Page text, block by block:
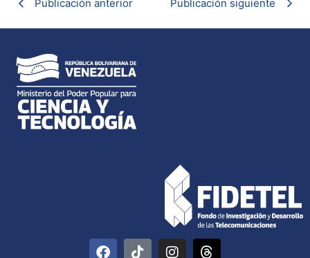
Publicación anterior Publicación siguiente